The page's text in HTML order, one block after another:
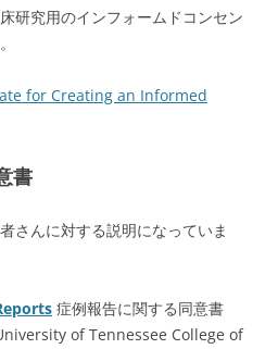
研究用のインフォームドコンセン
for Creating an Informed
書
さんに対する説明になっていま
症例報告に関する同意書
of Tennessee College of